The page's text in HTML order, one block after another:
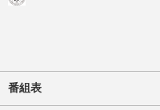
番組表